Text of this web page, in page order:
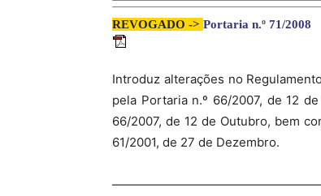
REVOGADO -> Portaria n.º 71/2008
Introduz alterações no
pela Portaria n.º 66/2007, de 12
66/2007, de 12 de Outubro, bem
61/2001, de 27 de Dezembro.